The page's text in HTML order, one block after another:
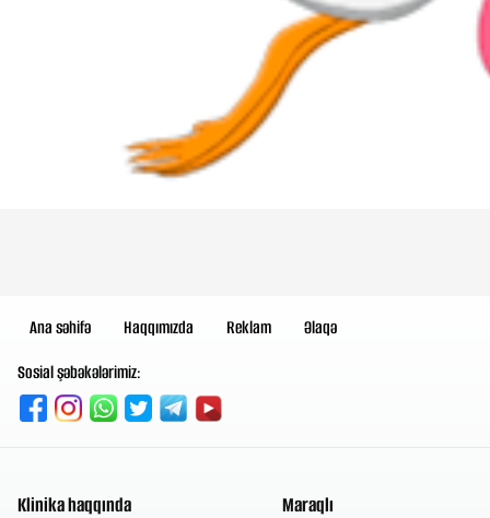
Ana səhifə Haqqımızda Reklam
Əlaqə
Sosial şəbəkələrimiz:
Klinika haqqında
Maraqlı